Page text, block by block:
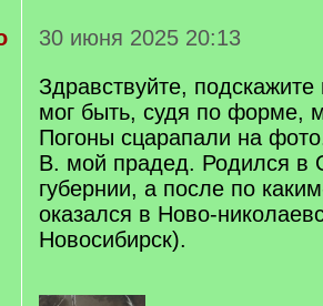
30 июня 2025 20:13
Здравствуйте,
мог быть, судя по форме,
Погоны сцарапали на
В. мой прадед. Родился в
губернии, а после по
оказался в Ново-
Новосибирск).